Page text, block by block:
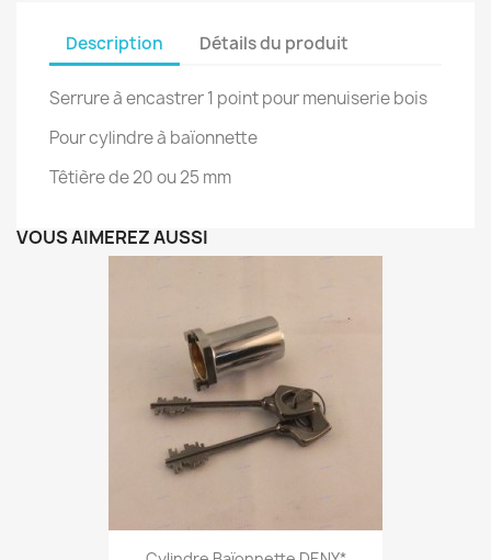
Description Détails du produit
Serrure à encastrer 1 point pour menuiserie bois
Pour cylindre à baïonnette
Têtière de 20 ou 25 mm
VOUS AIMEREZ AUSSI